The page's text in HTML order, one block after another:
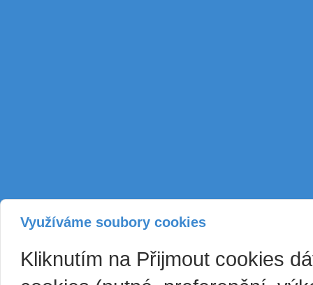
Využíváme soubory cookies
Kliknutím na Přijmout cookies